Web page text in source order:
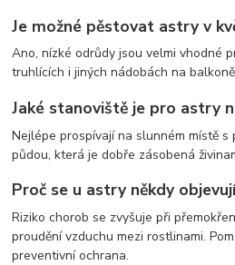
Je možné pěstovat astry v
Ano, nízké odrůdy jsou velmi vhodné
truhlících i jiných nádobách na
Jaké stanoviště je pro astry
Nejlépe prospívají na slunném místě
půdou, která je dobře zásobená
Proč se u astry někdy
Riziko chorob se zvyšuje při
proudění vzduchu mezi rostlinami.
preventivní ochrana.